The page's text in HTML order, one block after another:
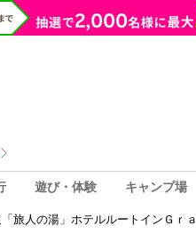
遊び・体験 キャンプ場
旅人の湯」ホテルルートインＧｒ